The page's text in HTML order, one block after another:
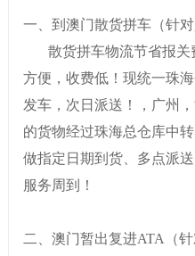
一、到澳门散货拼车（针
散货拼车物流节省报关
方便，收费低！现统一珠
发车，次日派送！，广州
的货物经过珠海总仓库中
做指定日期到货、多点派
服务周到！
二、澳门暂出复进ATA（